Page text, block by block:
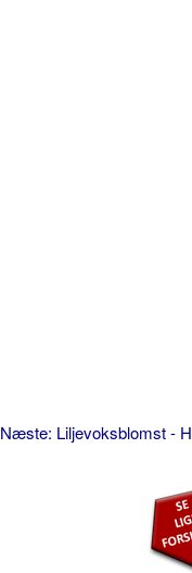
Næste: Liljevoksblomst -